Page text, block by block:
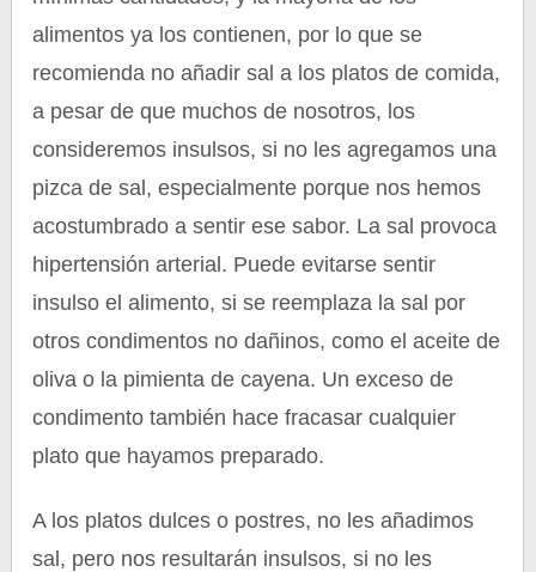
alimentos ya los contienen, por lo que se
recomienda no añadir sal a los platos de comida,
a pesar de que muchos de nosotros, los
consideremos insulsos, si no les agregamos una
pizca de sal, especialmente porque nos hemos
acostumbrado a sentir ese sabor. La sal provoca
hipertensión arterial. Puede evitarse sentir
insulso el alimento, si se reemplaza la sal por
otros condimentos no dañinos, como el aceite de
oliva o la pimienta de cayena. Un exceso de
condimento también hace fracasar cualquier
plato que hayamos preparado.
A los platos dulces o postres, no les añadimos
sal, pero nos resultarán insulsos, si no les